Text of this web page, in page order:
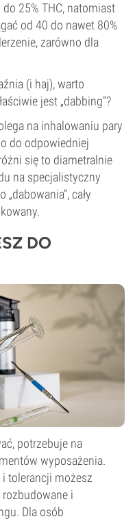
25% THC, natomiast
od 40 do nawet 80%
zarówno dla
(i haj), warto
jest „dabbing”?
na inhalowaniu pary
do odpowiedniej
się to diametralnie
na specjalistyczny
cały
DO
potrzebuje na
wyposażenia.
tolerancji możesz
i
Dla osób